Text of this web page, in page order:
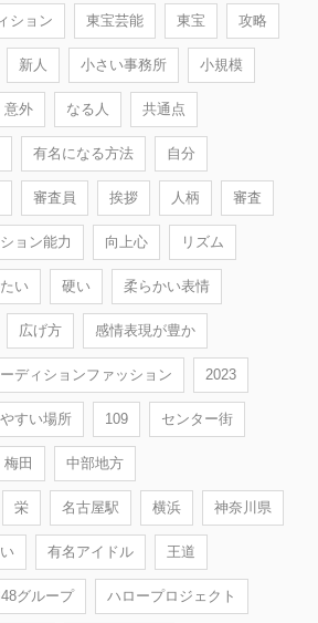
ション 東宝芸能 東宝 攻略
新人 小さい事務所 小規模
意外 なる人 共通点
有名になる方法 自分
審査員 挨拶 人柄 審査
ョン能力 向上心 リズム
い 硬い 柔らかい表情
広げ方 感情表現が豊か
ディションファッション 2023
すい場所 109 センター街
梅田 中部地方
栄 名古屋駅 横浜 神奈川県
有名アイドル 王道
グループ ハロープロジェクト